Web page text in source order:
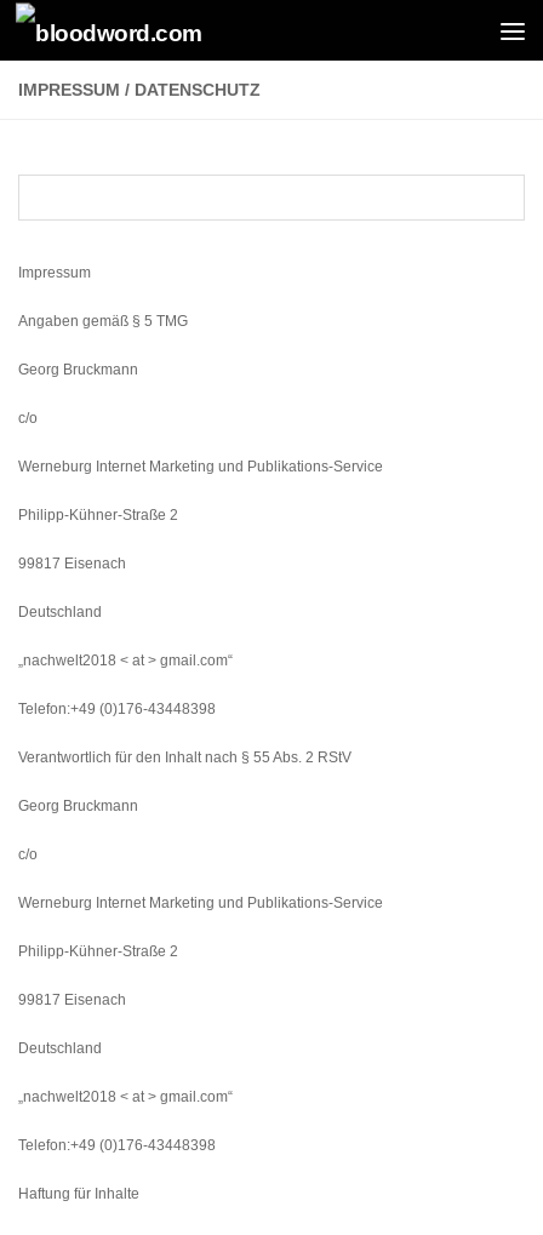
Zum Inhalt springen
IMPRESSUM / DATENSCHUTZ
Impressum
Angaben gemäß § 5 TMG
Georg Bruckmann
c/o
Werneburg Internet Marketing und Publikations-Service
Philipp-Kühner-Straße 2
99817 Eisenach
Deutschland
„nachwelt2018 < at > gmail.com“
Telefon:+49 (0)176-43448398
Verantwortlich für den Inhalt nach § 55 Abs. 2 RStV
Georg Bruckmann
c/o
Werneburg Internet Marketing und Publikations-Service
Philipp-Kühner-Straße 2
99817 Eisenach
Deutschland
„nachwelt2018 < at > gmail.com“
Telefon:+49 (0)176-43448398
Haftung für Inhalte